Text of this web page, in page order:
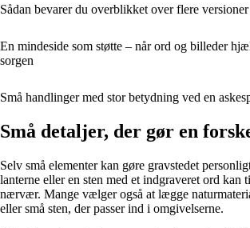
Sådan bevarer du overblikket over flere
En mindeside som støtte – når ord og billeder
sorgen
Små handlinger med stor betydning ved en
Små detaljer, der gør en
Selv små elementer kan gøre gravstedet
lanterne eller en sten med et indgraveret ord kan
nærvær. Mange vælger også at lægge
eller små sten, der passer ind i omgivelserne.